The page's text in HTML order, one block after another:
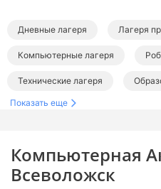
Компьютерная
Всеволожск
Дневные лагеря Лагеря
Компьютерные лагеря
Технические лагеря
Лагеря в Ленинградской области
Лагеря программирования в
Компьютерные лагеря в
Показать еще